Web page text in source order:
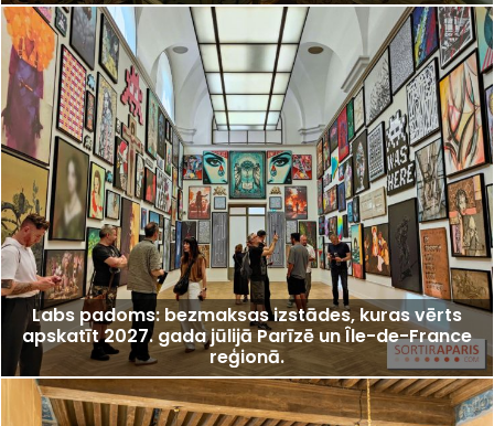
Labs padoms: bezmaksas izstādes, kuras vērts
apskatīt 2027. gada jūlijā Parīzē un Île-de-France
reģionā.